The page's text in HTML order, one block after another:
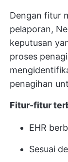
Dengan fitur
pelaporan,
keputusan
proses
penagihan
Fitur-fitur
EHR
Sesuai